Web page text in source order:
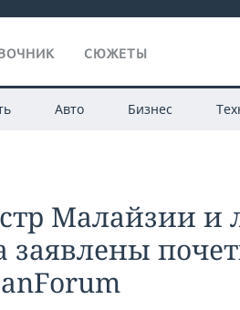
СЮЖЕТЫ
Авто Бизнес
Малайзии и
заявлены